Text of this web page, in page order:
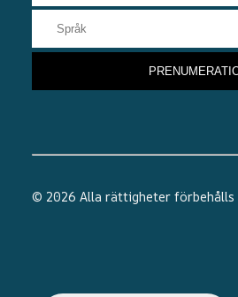
© 2026 Alla rättigheter förbehålls